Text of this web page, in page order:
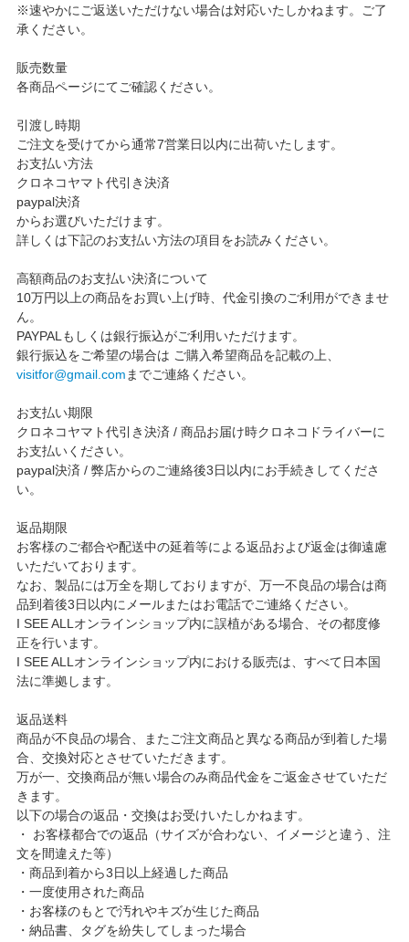
※速やかにご返送いただけない場合は対応いたしかねます。ご了
承ください。
販売数量
各商品ページにてご確認ください。
引渡し時期
ご注文を受けてから通常7営業日以内に出荷いたします。
お支払い方法
クロネコヤマト代引き決済
paypal決済
からお選びいただけます。
詳しくは下記のお支払い方法の項目をお読みください。
高額商品のお支払い決済について
10万円以上の商品をお買い上げ時、代金引換のご利用ができませ
ん。
PAYPALもしくは銀行振込がご利用いただけます。
銀行振込をご希望の場合は ご購入希望商品を記載の上、
visitfor@gmail.comまでご連絡ください。
お支払い期限
クロネコヤマト代引き決済 / 商品お届け時クロネコドライバーに
お支払いください。
paypal決済 / 弊店からのご連絡後3日以内にお手続きしてくださ
い。
返品期限
お客様のご都合や配送中の延着等による返品および返金は御遠慮
いただいております。
なお、製品には万全を期しておりますが、万一不良品の場合は商
品到着後3日以内にメールまたはお電話でご連絡ください。
I SEE ALLオンラインショップ内に誤植がある場合、その都度修
正を行います。
I SEE ALLオンラインショップ内における販売は、すべて日本国
法に準拠します。
返品送料
商品が不良品の場合、またご注文商品と異なる商品が到着した場
合、交換対応とさせていただきます。
万が一、交換商品が無い場合のみ商品代金をご返金させていただ
きます。
以下の場合の返品・交換はお受けいたしかねます。
・ お客様都合での返品（サイズが合わない、イメージと違う、注
文を間違えた等）
・商品到着から3日以上経過した商品
・一度使用された商品
・お客様のもとで汚れやキズが生じた商品
・納品書、タグを紛失してしまった場合